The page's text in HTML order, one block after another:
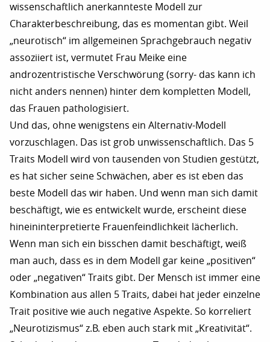
wissenschaftlich anerkannteste Modell zur
Charakterbeschreibung, das es momentan gibt. Weil
„neurotisch“ im allgemeinen Sprachgebrauch negativ
assoziiert ist, vermutet Frau Meike eine
androzentristische Verschwörung (sorry- das kann ich
nicht anders nennen) hinter dem kompletten Modell,
das Frauen pathologisiert.
Und das, ohne wenigstens ein Alternativ-Modell
vorzuschlagen. Das ist grob unwissenschaftlich. Das 5
Traits Modell wird von tausenden von Studien gestützt,
es hat sicher seine Schwächen, aber es ist eben das
beste Modell das wir haben. Und wenn man sich damit
beschäftigt, wie es entwickelt wurde, erscheint diese
hineininterpretierte Frauenfeindlichkeit lächerlich.
Wenn man sich ein bisschen damit beschäftigt, weiß
man auch, dass es in dem Modell gar keine „positiven“
oder „negativen“ Traits gibt. Der Mensch ist immer eine
Kombination aus allen 5 Traits, dabei hat jeder einzelne
Trait positive wie auch negative Aspekte. So korreliert
„Neurotizismus“ z.B. eben auch stark mit „Kreativität“.